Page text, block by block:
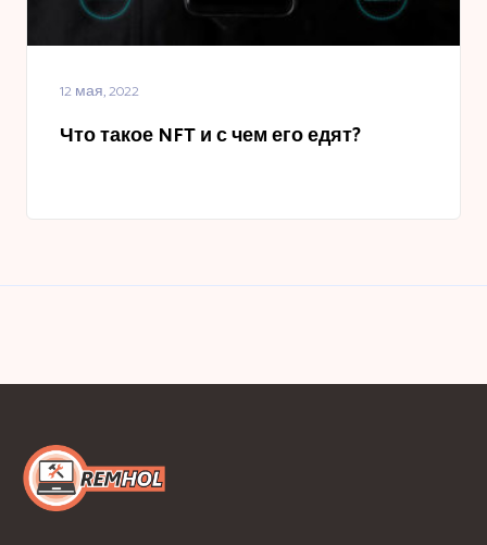
12 мая, 2022
Что такое NFT и с чем его едят?